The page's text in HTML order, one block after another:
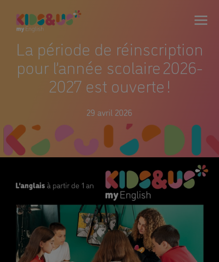
La période de réinscription
pour l’année scolaire 2026-
2027 est ouverte !
29 avril 2026